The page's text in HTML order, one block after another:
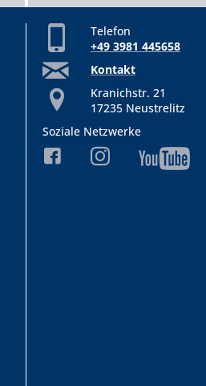
Telefon
+49 3981 445658
Kontakt
Kranichstr. 21
17235 Neustrelitz
Soziale Netzwerke